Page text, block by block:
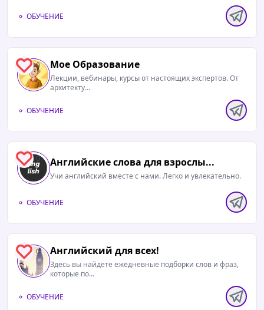
ОБУЧЕНИЕ
0 Мое Образование
Лекции, вебинары, курсы от настоящих экспертов. От
архитекту...
ОБУЧЕНИЕ
0 Английские слова для взрослы...
Учи английский вместе с нами. Легко и увлекательно.
ОБУЧЕНИЕ
0 Английский для всех!
Здесь вы найдете ежедневные подборки слов и фраз,
которые по...
ОБУЧЕНИЕ